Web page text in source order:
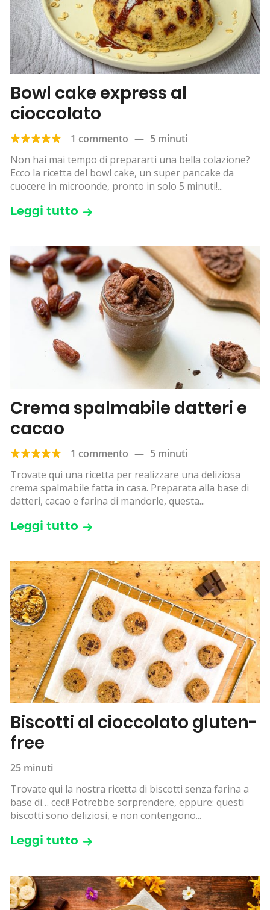
Bowl cake express al
cioccolato
1 commento — 5 minuti
Non hai mai tempo di prepararti una bella colazione?
Ecco la ricetta del bowl cake, un super pancake da
cuocere in microonde, pronto in solo 5 minuti!...
Leggi tutto
Crema spalmabile datteri e
cacao
1 commento — 5 minuti
Trovate qui una ricetta per realizzare una deliziosa
crema spalmabile fatta in casa. Preparata alla base di
datteri, cacao e farina di mandorle, questa...
Leggi tutto
Biscotti al cioccolato gluten-
free
25 minuti
Trovate qui la nostra ricetta di biscotti senza farina a
base di… ceci! Potrebbe sorprendere, eppure: questi
biscotti sono deliziosi, e non contengono...
Leggi tutto